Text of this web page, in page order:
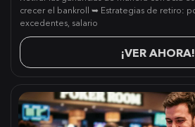
crecer el bankroll ➥ Estrategias de retiro:
excedentes, salario
¡VER AHORA!